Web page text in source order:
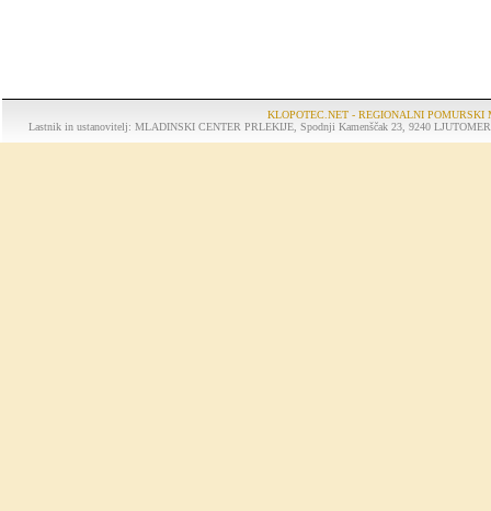
KLOPOTEC.NET - REGIONALNI POMURSKI
Lastnik in ustanovitelj: MLADINSKI CENTER PRLEKIJE, Spodnji Kamenščak 23, 9240